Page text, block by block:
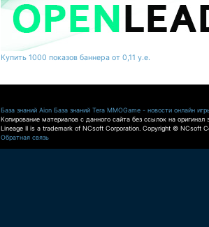
Купить 1000 показов баннера от 0,11 у.е.
База знаний Aion База знаний Tera MMOGame - новости онлайн
Копирование материалов с данного сайта без ссылок на оригинал
Lineage II is a trademark of NCsoft Corporation. Copyright © NCsoft
Обратная связь